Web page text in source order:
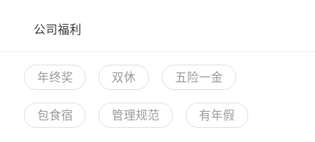
公司福利
年终奖 双休 五险一金
包食宿 管理规范 有年假